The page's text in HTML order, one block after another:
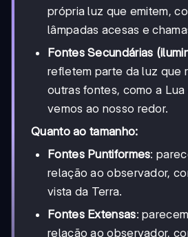
própria luz que emitem,
lâmpadas acesas e
Fontes Secundárias
refletem parte da luz que
outras fontes, como a
vemos ao nosso redor.
Quanto ao tamanho:
Fontes Puntiformes:
relação ao observador,
vista da Terra.
Fontes Extensas:
relação ao observador,